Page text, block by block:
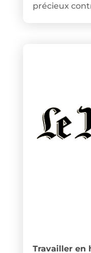
précieux
Travailler en